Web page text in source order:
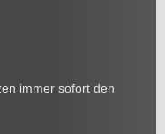
immer sofort den